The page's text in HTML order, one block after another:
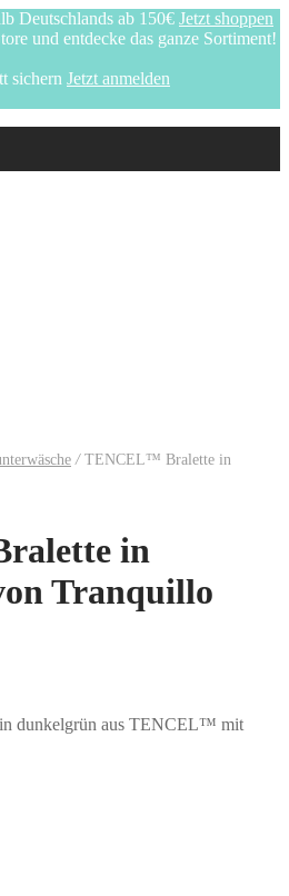
Deutschlands ab 150€ Jetzt shoppen
und entdecke das ganze Sortiment!
sichern Jetzt anmelden
/TENCEL™ Bralette in
in
Tranquillo
dunkelgrün aus TENCEL™ mit